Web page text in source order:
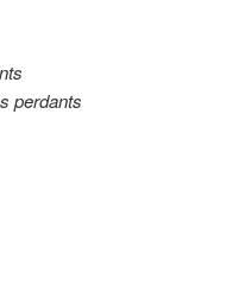
perdants